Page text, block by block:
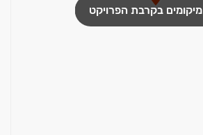
מיקומים בקרבת הפרויקט